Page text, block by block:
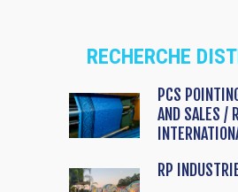
RECHERCHE
PCS
AND SALES /
RP